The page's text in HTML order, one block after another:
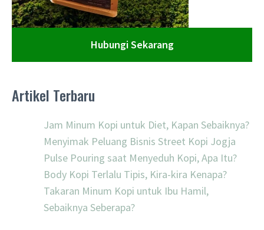
Hubungi Sekarang
Artikel Terbaru
Jam Minum Kopi untuk Diet, Kapan Sebaiknya?
Menyimak Peluang Bisnis Street Kopi Jogja
Pulse Pouring saat Menyeduh Kopi, Apa Itu?
Body Kopi Terlalu Tipis, Kira-kira Kenapa?
Takaran Minum Kopi untuk Ibu Hamil,
Sebaiknya Seberapa?